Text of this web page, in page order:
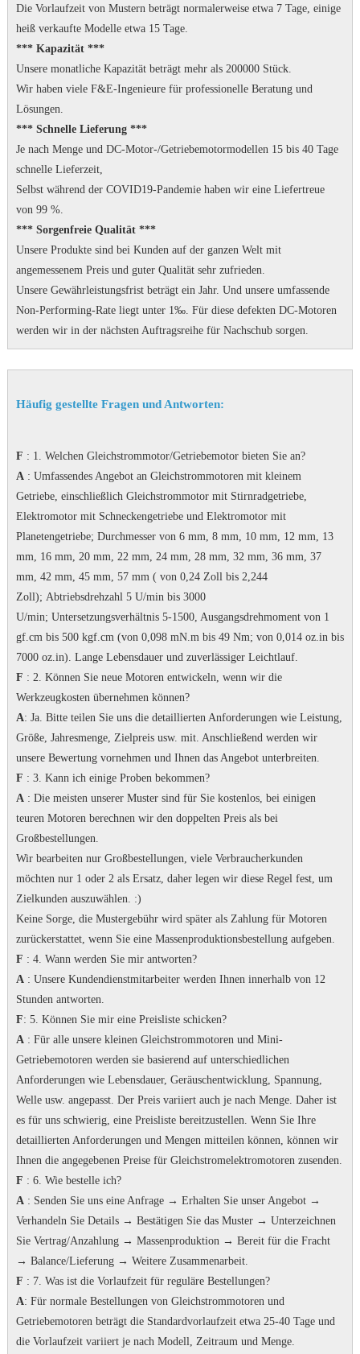
Die Vorlaufzeit von Mustern beträgt normalerweise etwa 7 Tage, einige
heiß verkaufte Modelle etwa 15 Tage.
*** Kapazität ***
Unsere monatliche Kapazität beträgt mehr als 200000 Stück.
Wir haben viele F&E-Ingenieure für professionelle Beratung und
Lösungen.
*** Schnelle Lieferung ***
Je nach Menge und DC-Motor-/Getriebemotormodellen 15 bis 40 Tage
schnelle Lieferzeit,
Selbst während der COVID19-Pandemie haben wir eine Liefertreue
von 99 %.
*** Sorgenfreie Qualität ***
Unsere Produkte sind bei Kunden auf der ganzen Welt mit
angemessenem Preis und guter Qualität sehr zufrieden.
Unsere Gewährleistungsfrist beträgt ein Jahr. Und unsere umfassende
Non-Performing-Rate liegt unter 1‰. Für diese defekten DC-Motoren
werden wir in der nächsten Auftragsreihe für Nachschub sorgen.
Häufig gestellte Fragen und Antworten:
F : 1. Welchen Gleichstrommotor/Getriebemotor bieten Sie an?
A: Umfassendes Angebot an Gleichstrommotoren mit kleinem
Getriebe, einschließlich Gleichstrommotor mit Stirnradgetriebe,
Elektromotor mit Schneckengetriebe und Elektromotor mit
Planetengetriebe; Durchmesser von 6 mm, 8 mm, 10 mm, 12 mm, 13
mm, 16 mm, 20 mm, 22 mm, 24 mm, 28 mm, 32 mm, 36 mm, 37
mm, 42 mm, 45 mm, 57 mm ( von 0,24 Zoll bis 2,244
Zoll); Abtriebsdrehzahl 5 U/min bis 3000
U/min; Untersetzungsverhältnis 5-1500, Ausgangsdrehmoment von 1
gf.cm bis 500 kgf.cm (von 0,098 mN.m bis 49 Nm; von 0,014 oz.in bis
7000 oz.in). Lange Lebensdauer und zuverlässiger Leichtlauf.
F : 2. Können Sie neue Motoren entwickeln, wenn wir die
Werkzeugkosten übernehmen können?
A: Ja. Bitte teilen Sie uns die detaillierten Anforderungen wie Leistung,
Größe, Jahresmenge, Zielpreis usw. mit. Anschließend werden wir
unsere Bewertung vornehmen und Ihnen das Angebot unterbreiten.
F : 3. Kann ich einige Proben bekommen?
A: Die meisten unserer Muster sind für Sie kostenlos, bei einigen
teuren Motoren berechnen wir den doppelten Preis als bei
Großbestellungen.
Wir bearbeiten nur Großbestellungen, viele Verbraucherkunden
möchten nur 1 oder 2 als Ersatz, daher legen wir diese Regel fest, um
Zielkunden auszuwählen. :)
Keine Sorge, die Mustergebühr wird später als Zahlung für Motoren
zurückerstattet, wenn Sie eine Massenproduktionsbestellung aufgeben.
F : 4. Wann werden Sie mir antworten?
A: Unsere Kundendienstmitarbeiter werden Ihnen innerhalb von 12
Stunden antworten.
F: 5. Können Sie mir eine Preisliste schicken?
A: Für alle unsere kleinen Gleichstrommotoren und Mini-
Getriebemotoren werden sie basierend auf unterschiedlichen
Anforderungen wie Lebensdauer, Geräuschentwicklung, Spannung,
Welle usw. angepasst. Der Preis variiert auch je nach Menge. Daher ist
es für uns schwierig, eine Preisliste bereitzustellen. Wenn Sie Ihre
detaillierten Anforderungen und Mengen mitteilen können, können wir
Ihnen die angegebenen Preise für Gleichstromelektromotoren zusenden.
F : 6. Wie bestelle ich?
A: Senden Sie uns eine Anfrage → Erhalten Sie unser Angebot →
Verhandeln Sie Details → Bestätigen Sie das Muster → Unterzeichnen
Sie Vertrag/Anzahlung → Massenproduktion → Bereit für die Fracht
→ Balance/Lieferung → Weitere Zusammenarbeit.
F : 7. Was ist die Vorlaufzeit für reguläre Bestellungen?
A: Für normale Bestellungen von Gleichstrommotoren und
Getriebemotoren beträgt die Standardvorlaufzeit etwa 25-40 Tage und
die Vorlaufzeit variiert je nach Modell, Zeitraum und Menge.